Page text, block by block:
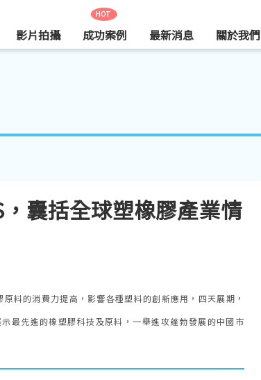
影片拍攝
HOT
成功案例 最新消息 關於我們
囊括全球塑橡膠產業情
料的消費力提高，影響各種塑料的創新應用，四天展期，
最先進的橡塑膠科技及原料，一舉進攻蓬勃發展的中國市